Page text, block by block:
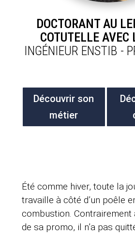
DOCTORANT AU
COTUTELLE AVEC
INGÉNIEUR ENSTIB -
Découvrir son
métier
Été comme hiver, toute la
travaille à côté d’un poêle
combustion. Contrairement
de sa promo, il n’a pas